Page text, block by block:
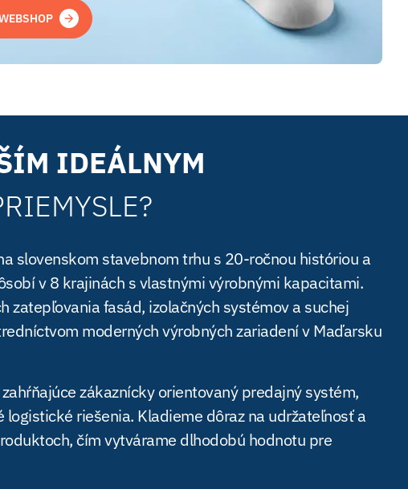
IDEÁLNYM
slovenskom stavebnom trhu s 20-ročnou históriou a
v 8 krajinách s vlastnými výrobnými kapacitami.
zatepľovania fasád, izolačných systémov a suchej
moderných výrobných zariadení v Maďarsku
zákaznícky orientovaný predajný systém,
riešenia. Kladieme dôraz na udržateľnosť a
čím vytvárame dlhodobú hodnotu pre